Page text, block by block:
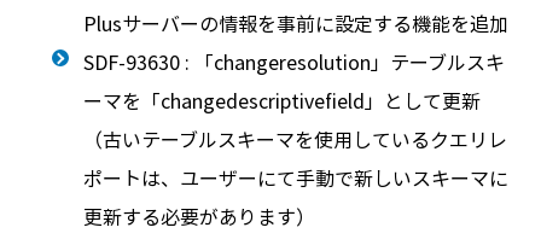
Plusサーバーの情報を事前に設定する機能を追加
SDF-93630 : 「changeresolution」テーブルスキ
ーマを「changedescriptivefield」として更新
（古いテーブルスキーマを使用しているクエリレ
ポートは、ユーザーにて手動で新しいスキーマに
更新する必要があります）